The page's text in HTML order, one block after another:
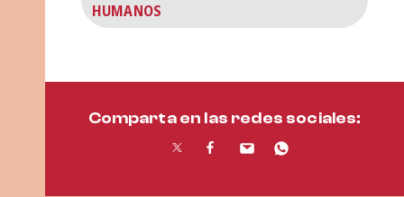
HUMANOS
Comparta en las redes sociales: